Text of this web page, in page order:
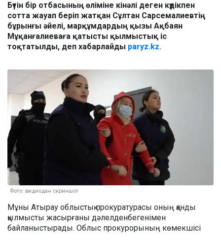
Бүтін бір отбасының өліміне кінәлі деген күдікпен
сотта жауап беріп жатқан Сұлтан Сарсемалиевтің
бұрынғы әйелі, марқұмдардың қызы Ақбаян
Мұқанғалиеваға қатысты қылмыстық іс
тоқтатылды, деп хабарлайды paryz.kz.
Фото: видиодан скриншот
Мұны Атырау облыстық прокуратурасы оның қанды
қылмысты жасырғаны дәлелденбегенімен
байланыстырады. Облыс прокурорының көмекшісі